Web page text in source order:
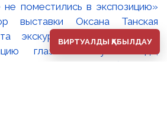
поместились в экспозицию»
выставки Оксана Танская
экскурсия - возможность
глазами искусствоведа,
ВИРТУАЛДЫ ҚАБЫЛДАУ